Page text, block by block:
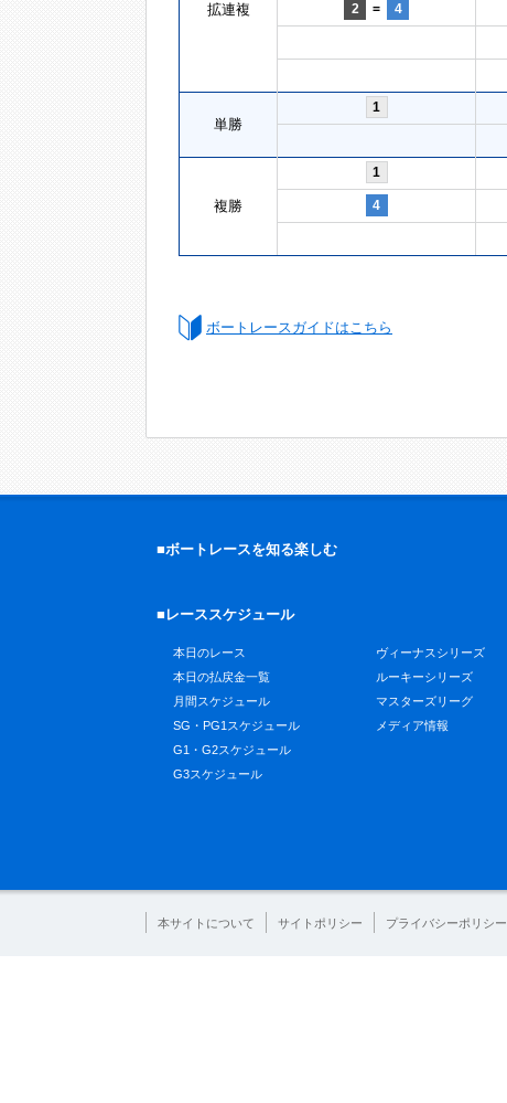
拡連複 2 = 4
単勝
1
複勝
1
4
ボートレースガイドはこちら
■ボートレースを知る楽しむ
■レーススケジュール
本日のレース
本日の払戻金一覧
月間スケジュール
SG・PG1スケジュール
G1・G2スケジュール
G3スケジュール
ヴィーナスシリーズ
ルーキーシリーズ
マスターズリーグ
メディア情報
本サイトについて サイトポリシー プライバシーポリシー